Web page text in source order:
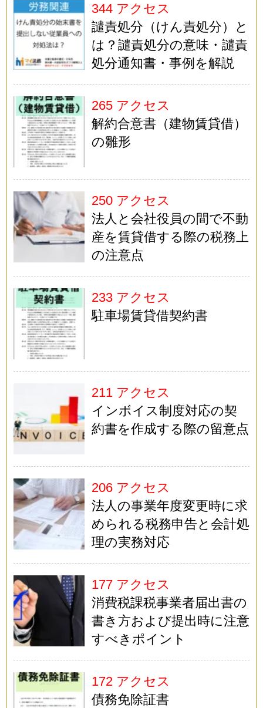
344 アクセス
譴責処分（けん責処分）と
は？譴責処分の意味・譴責
処分通知書・事例を解説
265 アクセス
解約合意書（建物賃貸借）
の雛形
250 アクセス
法人と会社役員の間で不動
産を賃貸借する際の税務上
の注意点
233 アクセス
駐車場賃貸借契約書
211 アクセス
インボイス制度対応の契
約書を作成する際の留意点
206 アクセス
法人の事業年度変更時に求
められる税務申告と会計処
理の実務対応
177 アクセス
消費税課税事業者届出書の
書き方および提出時に注意
すべきポイント
172 アクセス
債務免除証書